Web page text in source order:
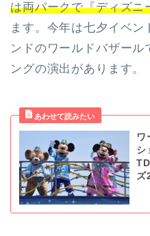
は両パークで『ディズニ
ます。今年は七夕イベン
ンドのワールドバザー
ングの演出があります。
ワ
シ
ズ